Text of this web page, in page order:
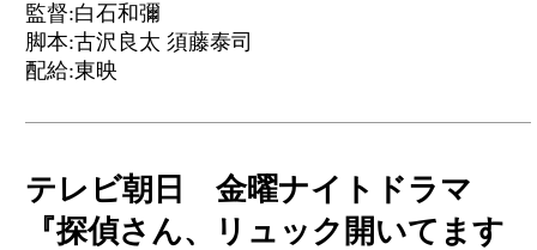
監督:白石和彌
脚本:古沢良太 須藤泰司
配給:東映
テレビ朝日 金曜ナイトドラマ
『探偵さん、リュック開いてます